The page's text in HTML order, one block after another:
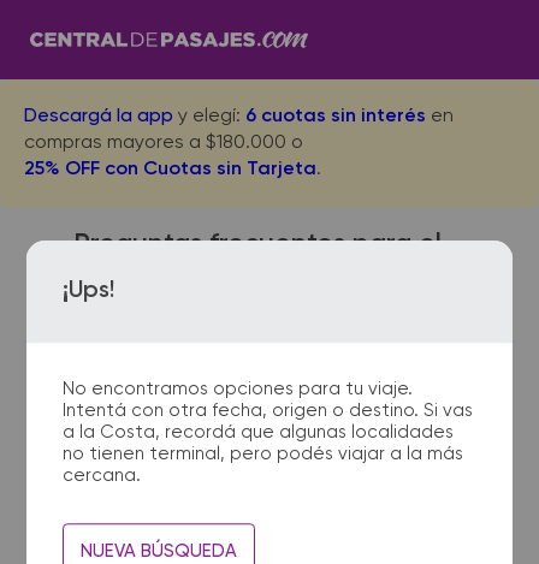
Descargá la app y elegí: 6 cuotas sin interés en
compras mayores a $180.000 o
25% OFF con Cuotas sin Tarjeta.
¡Ups!
No encontramos opciones para tu viaje.
Intentá con otra fecha, origen o destino. Si vas
a la Costa, recordá que algunas localidades
no tienen terminal, pero podés viajar a la más
cercana.
NUEVA BÚSQUEDA
Preguntas frecuentes para el
viaje desde Necochea a
Pinamar
¿Dónde quedan las
terminales de micro de
Necochea a Pinamar?
La terminal de ómnibus de